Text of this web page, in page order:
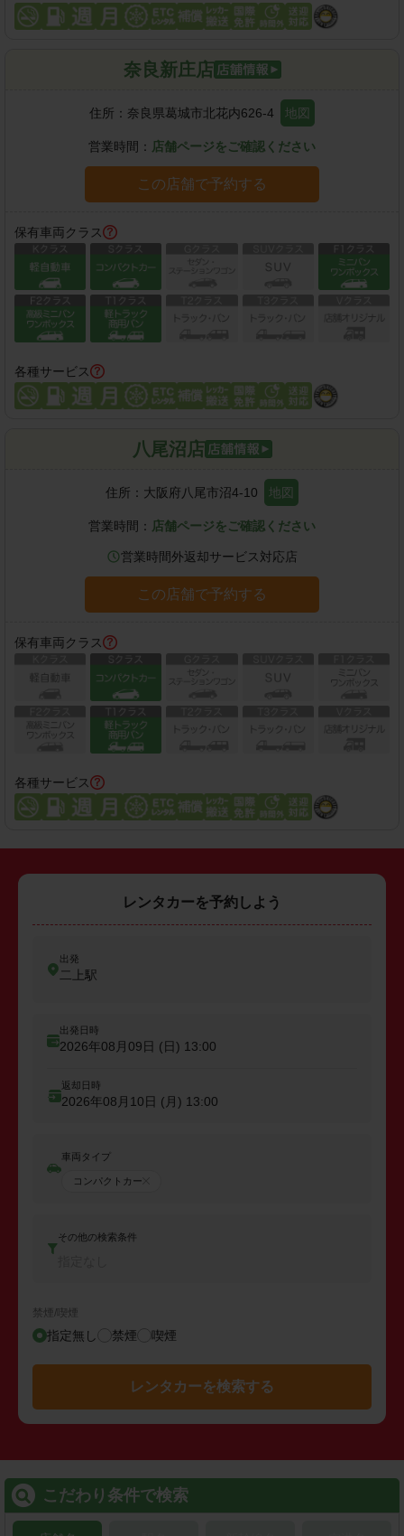
奈良新庄店
住所： 奈良県葛城市北花内626-4 地図
営業時間： 店舗ページをご確認ください
この店舗で予約する
保有車両クラス
各種サービス
八尾沼店
住所： 大阪府八尾市沼4-10 地図
営業時間： 店舗ページをご確認ください
営業時間外返却サービス対応店
この店舗で予約する
保有車両クラス
各種サービス
レンタカーを予約しよう
出発
二上駅
出発日時
2026年08月09日 (日) 13:00
返却日時
2026年08月10日 (月) 13:00
車両タイプ
コンパクトカー
その他の検索条件
禁煙/喫煙
指定無し 禁煙 喫煙
レンタカーを検索する
こだわり条件で検索